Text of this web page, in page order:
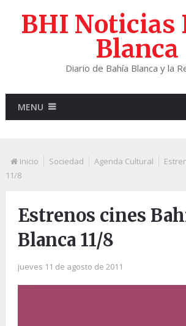
BHI Noticias
Blanca
Diario de Bahía Blanca y la
MENU
Inicio Sociedad Agenda Cultural
11/8
Estrenos cines
Blanca 11/8
jueves 11 de agosto de 2011